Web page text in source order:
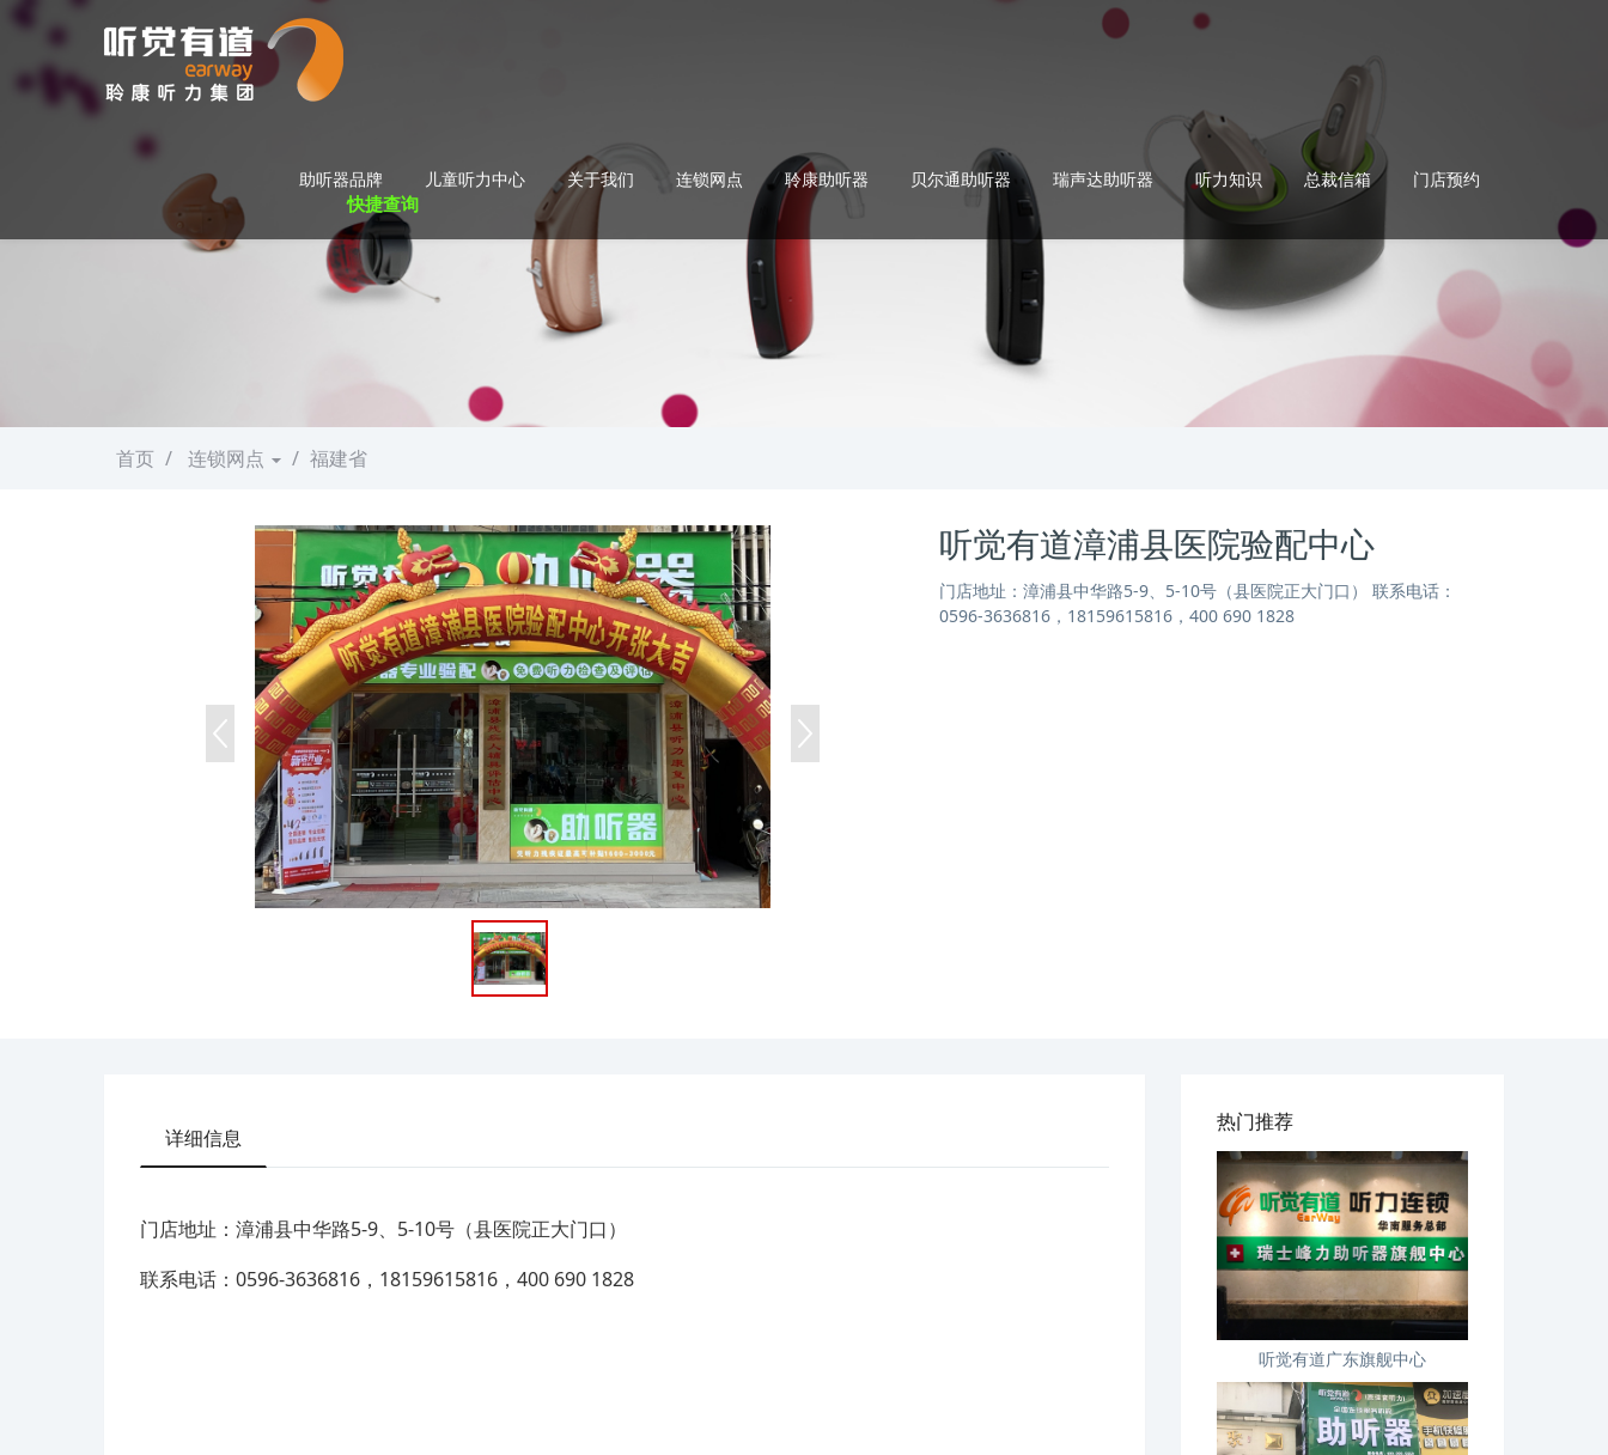
快捷查询
助听器品牌 儿童听力中心 关于我们 连锁网点 聆康助听器 贝尔通助听器 瑞声达助听器 听力知识 总裁信箱 门店预约
首页 连锁网点 福建省
听觉有道漳浦县医院验配中心
门店地址：漳浦县中华路5-9、5-10号（县医院正大门口） 联系电话：
0596-3636816，18159615816，400 690 1828
详细信息
门店地址：漳浦县中华路5-9、5-10号（县医院正大门口）
联系电话：0596-3636816，18159615816，400 690 1828
热门推荐
听觉有道广东旗舰中心